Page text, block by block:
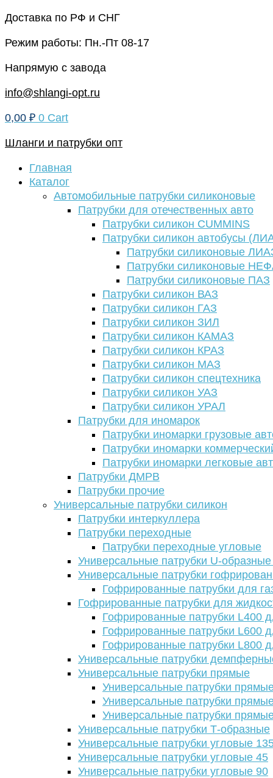
Перейти
содержимому
Доставка по РФ и СНГ
Режим работы: Пн.-Пт 08-17
Напрямую с завода
info@shlangi-opt.ru
0,00 ₽ 0 Cart
Шланги и патрубки опт
Главная
Каталог
Автомобильные патрубки силиконовые
Патрубки для отечественных авто
Патрубки силикон CUMMINS
Патрубки силикон автобусы
Патрубки силиконовые
Патрубки силиконовые
Патрубки силиконовые ПАЗ
Патрубки силикон ВАЗ
Патрубки силикон ГАЗ
Патрубки силикон ЗИЛ
Патрубки силикон КАМАЗ
Патрубки силикон КРАЗ
Патрубки силикон МАЗ
Патрубки силикон спецтехника
Патрубки силикон УАЗ
Патрубки силикон УРАЛ
Патрубки для иномарок
Патрубки иномарки грузовые
Патрубки иномарки
Патрубки иномарки легковые
Патрубки ДМРВ
Патрубки прочие
Универсальные патрубки силикон
Патрубки интеркуллера
Патрубки переходные
Патрубки переходные угловые
Универсальные патрубки U-
Универсальные патрубки
Гофрированные патрубки для
Гофрированные патрубки для
Гофрированные патрубки L400
Гофрированные патрубки L600
Гофрированные патрубки L800
Универсальные патрубки
Универсальные патрубки прямые
Универсальные патрубки
Универсальные патрубки
Универсальные патрубки
Универсальные патрубки Т-образные
Универсальные патрубки угловые
Универсальные патрубки угловые 45
Универсальные патрубки угловые 90